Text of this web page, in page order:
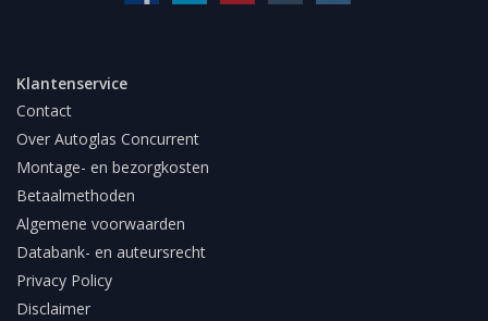
Klantenservice
Contact
Over Autoglas Concurrent
Montage- en bezorgkosten
Betaalmethoden
Algemene voorwaarden
Databank- en auteursrecht
Privacy Policy
Disclaimer